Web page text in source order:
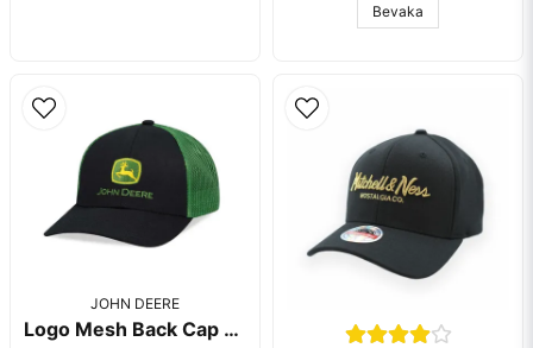
Bevaka
JOHN DEERE
Logo Mesh Back Cap Green/Black Cap - John Deere